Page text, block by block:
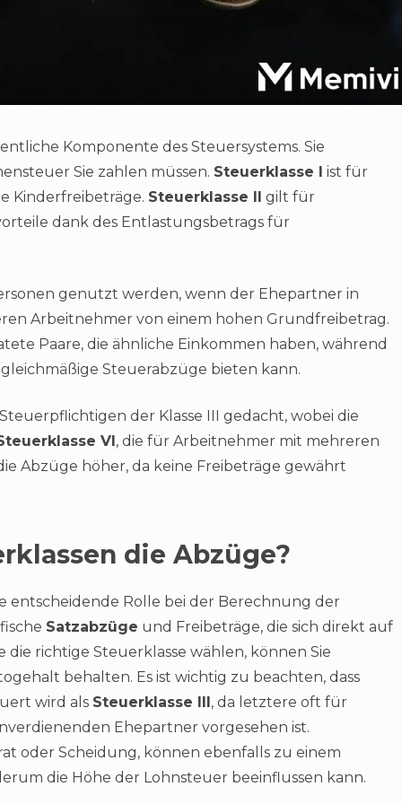
Komponente des Steuersystems. Sie
Sie zahlen müssen. Steuerklasse I ist für
Kinderfreibeträge. Steuerklasse II gilt für
dank des Entlastungsbetrags für
genutzt werden, wenn der Ehepartner in
Arbeitnehmer von einem hohen Grundfreibetrag.
Paare, die ähnliche Einkommen haben, während
Steuerabzüge bieten kann.
der Klasse III gedacht, wobei die
VI, die für Arbeitnehmer mit mehreren
Abzüge höher, da keine Freibeträge gewährt
die Abzüge?
entscheidende Rolle bei der Berechnung der
Satzabzüge und Freibeträge, die sich direkt auf
die richtige Steuerklasse wählen, können Sie
behalten. Es ist wichtig zu beachten, dass
wird als Steuerklasse III, da letztere oft für
Ehepartner vorgesehen ist.
oder Scheidung, können ebenfalls zu einem
die Höhe der Lohnsteuer beeinflussen kann.